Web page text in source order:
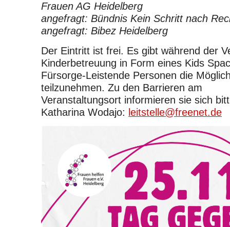
Frauen AG Heidelberg
angefragt: Bündnis Kein Schritt nach
angefragt: Bibez Heidelberg
Der Eintritt ist frei. Es gibt während der
Kinderbetreuung in Form eines Kids
Fürsorge-Leistende Personen die
teilzunehmen. Zu den Barrieren am
Veranstaltungsort informieren sie sich
Katharina Wodajo: leitstelle@freenet.de